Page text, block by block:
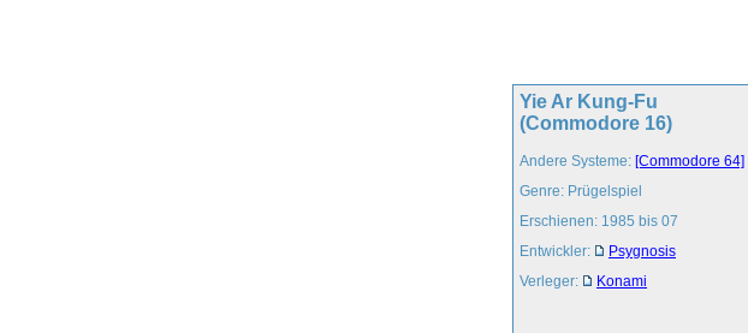
Yie Ar Kung-Fu
(Commodore 16)
Andere Systeme: [Commodore 64]
Genre: Prügelspiel
Erschienen: 1985 bis 07
Entwickler:
Psygnosis
Verleger:
Konami